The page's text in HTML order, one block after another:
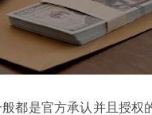
是官方承认并且授权